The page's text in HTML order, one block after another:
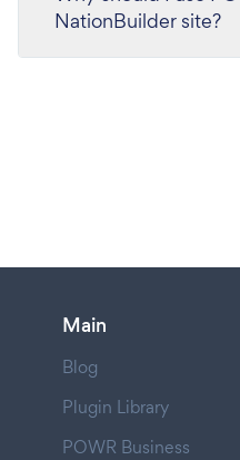
NationBuilder site?
Main
Blog
Plugin Library
POWR Business